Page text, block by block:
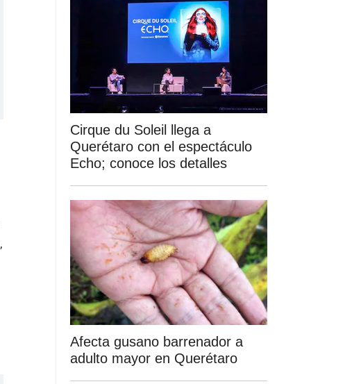
Cirque du Soleil llega a
Querétaro con el espectáculo
Echo; conoce los detalles
Afecta gusano barrenador a
adulto mayor en Querétaro